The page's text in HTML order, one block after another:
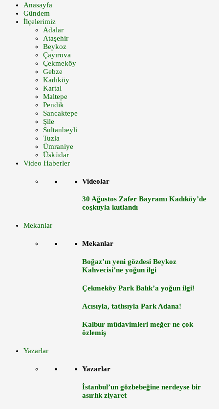
Anasayfa
Gündem
İlçelerimiz
Adalar
Ataşehir
Beykoz
Çayırova
Çekmeköy
Gebze
Kadıköy
Kartal
Maltepe
Pendik
Sancaktepe
Şile
Sultanbeyli
Tuzla
Ümraniye
Üsküdar
Video Haberler
Videolar
30 Ağustos Zafer Bayramı Kadıköy’de
coşkuyla kutlandı
Mekanlar
Mekanlar
Boğaz’ın yeni gözdesi Beykoz
Kahvecisi’ne yoğun ilgi
Çekmeköy Park Balık’a yoğun ilgi!
Acısıyla, tatlısıyla Park Adana!
Kalbur müdavimleri meğer ne çok
özlemiş
Yazarlar
Yazarlar
İstanbul’un gözbebeğine nerdeyse bir
asırlık ziyaret